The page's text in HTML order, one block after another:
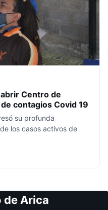
Centro de
contagios Covid 19
su profunda
los casos activos de
de Arica